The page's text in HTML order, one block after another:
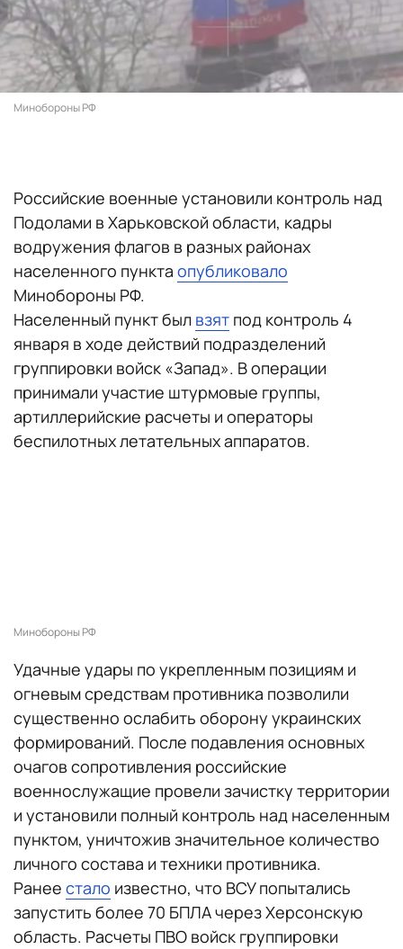
Минобороны РФ
Российские военные установили контроль над
Подолами в Харьковской области, кадры
водружения флагов в разных районах
населенного пункта опубликовало
Минобороны РФ.
Населенный пункт был взят под контроль 4
января в ходе действий подразделений
группировки войск «Запад». В операции
принимали участие штурмовые группы,
артиллерийские расчеты и операторы
беспилотных летательных аппаратов.
Минобороны РФ
Удачные удары по укрепленным позициям и
огневым средствам противника позволили
существенно ослабить оборону украинских
формирований. После подавления основных
очагов сопротивления российские
военнослужащие провели зачистку территории
и установили полный контроль над населенным
пунктом, уничтожив значительное количество
личного состава и техники противника.
Ранее стало известно, что ВСУ попытались
запустить более 70 БПЛА через Херсонскую
область. Расчеты ПВО войск группировки